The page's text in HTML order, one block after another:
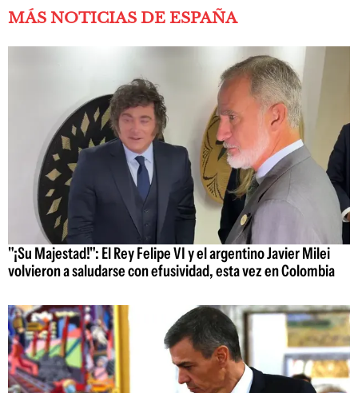
MÁS NOTICIAS DE ESPAÑA
"¡Su Majestad!": El Rey Felipe VI y el argentino Javier Milei
volvieron a saludarse con efusividad, esta vez en Colombia